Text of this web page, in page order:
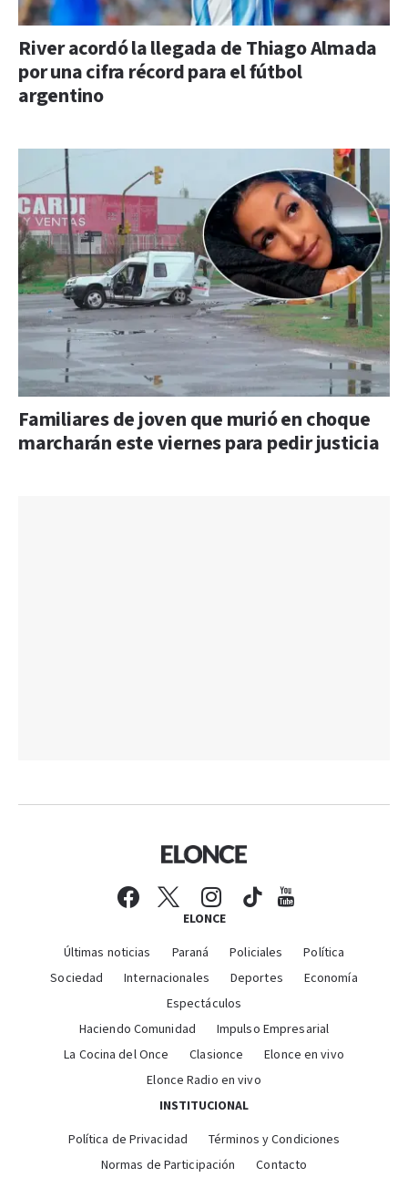
River acordó la llegada de Thiago Almada
por una cifra récord para el fútbol
argentino
Familiares de joven que murió en choque
marcharán este viernes para pedir justicia
ELONCE
Últimas noticias Paraná Policiales
Política
Sociedad
Internacionales Deportes
Economía
Espectáculos
Haciendo Comunidad
Impulso Empresarial
La Cocina del Once
Clasionce
Elonce en vivo
Elonce Radio en vivo
INSTITUCIONAL
Política de Privacidad
Términos y Condiciones
Normas de Participación
Contacto